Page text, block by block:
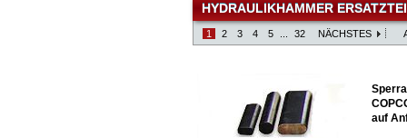
HYDRAULIKHAMMER
1 2 3 4 5 32 NÄCHSTES
auf